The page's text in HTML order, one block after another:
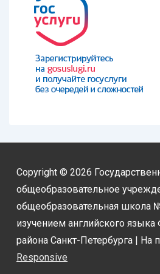
Copyright © 2026
общеобразовательное
общеобразовательная школа
изучением английского языка
района Санкт-Петербурга | На
Responsive